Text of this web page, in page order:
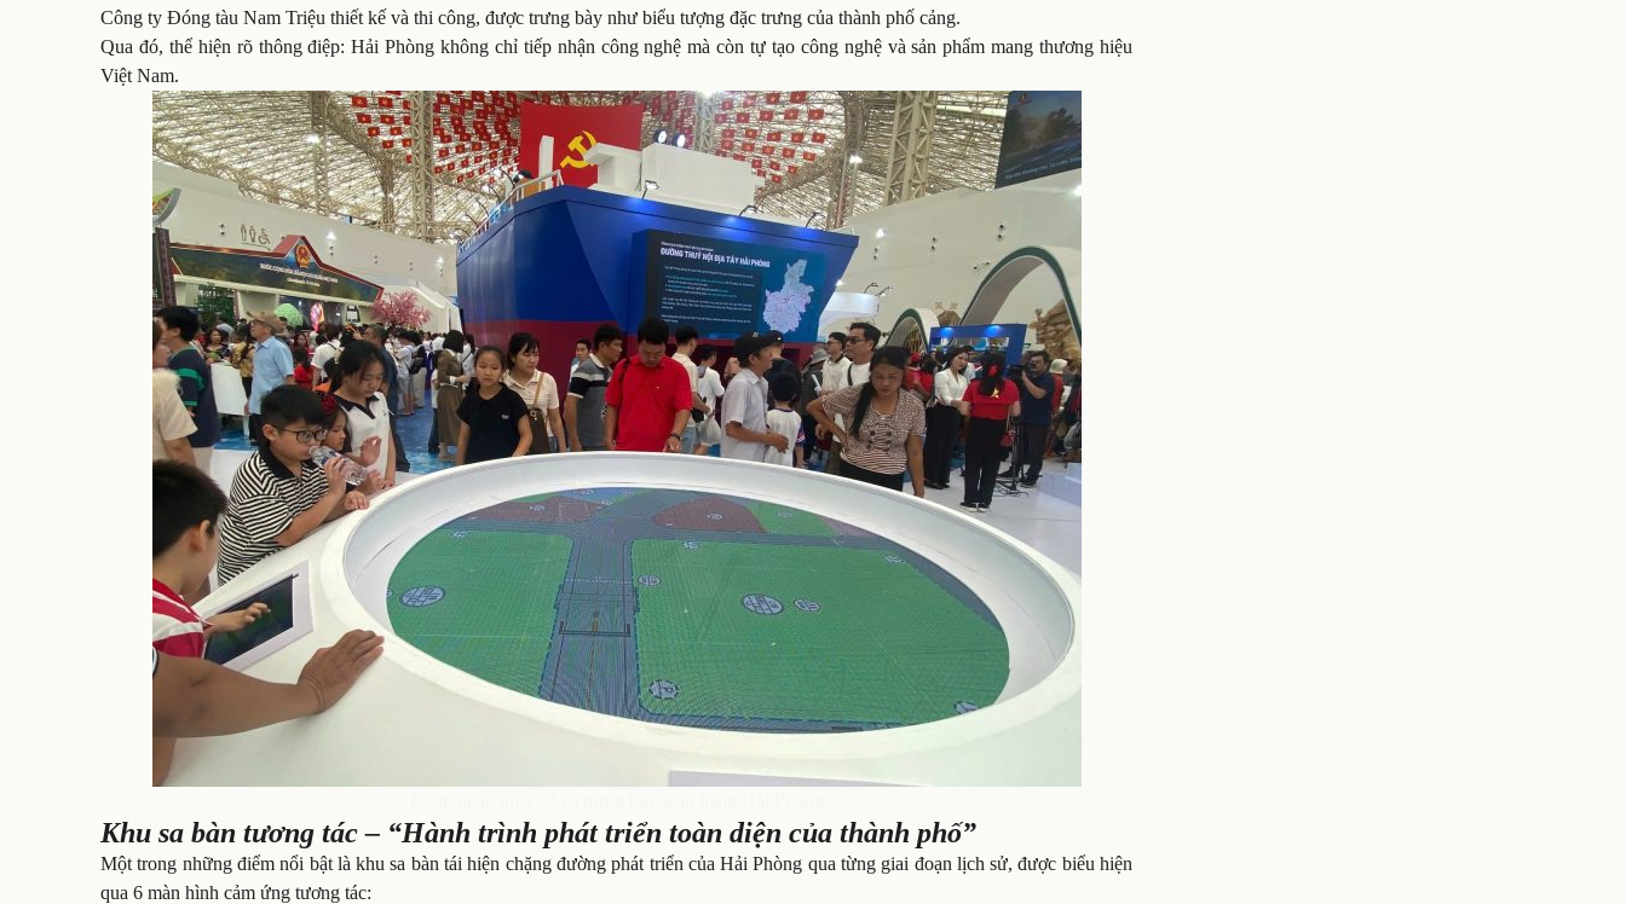
Công ty Đóng tàu Nam Triệu thiết kế và thi công, được trưng bày như biểu tượng đặc trưng của thành phố cảng.
Qua đó, thể hiện rõ thông điệp: Hải Phòng không chỉ tiếp nhận công nghệ mà còn tự tạo công nghệ và sản phẩm mang thương hiệu
Việt Nam.
Khu sa bàn tương tác – “Hành trình phát triển toàn diện của thành phố”
Một trong những điểm nổi bật là khu sa bàn tái hiện chặng đường phát triển của Hải Phòng qua từng giai đoạn lịch sử, được biểu hiện
qua 6 màn hình cảm ứng tương tác: